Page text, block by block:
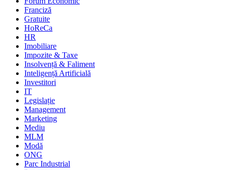
Franciză
Gratuite
HoReCa
HR
Imobiliare
Impozite & Taxe
Insolvență & Faliment
Inteligență Artificială
Investitori
IT
Legislație
Management
Marketing
Mediu
MLM
Modă
ONG
Parc Industrial